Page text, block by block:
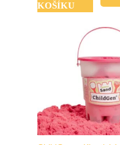
KOŠÍKU